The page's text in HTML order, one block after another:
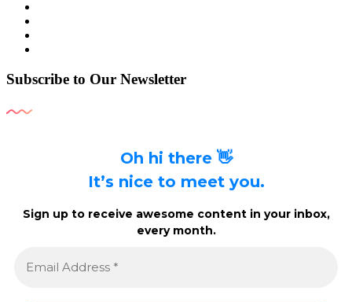
Subscribe to Our Newsletter
Oh hi there 👋
It’s nice to meet you.
Sign up to receive awesome content in your inbox,
every month.